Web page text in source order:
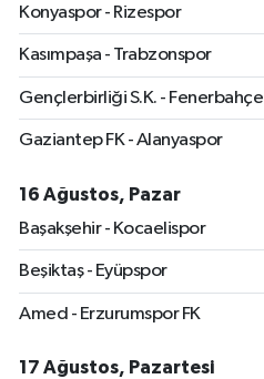
Konyaspor - Rizespor
Kasımpaşa - Trabzonspor
Gençlerbirliği S.K. - Fenerbahçe
Gaziantep FK - Alanyaspor
16 Ağustos, Pazar
Başakşehir - Kocaelispor
Beşiktaş - Eyüpspor
Amed - Erzurumspor FK
17 Ağustos, Pazartesi